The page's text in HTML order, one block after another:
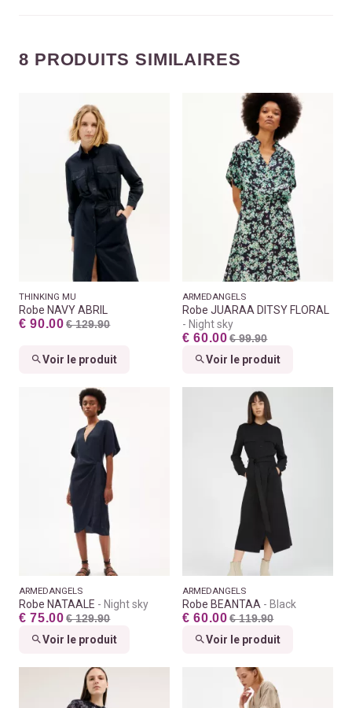
8 PRODUITS SIMILAIRES
THINKING MU
Robe NAVY ABRIL
€ 90.00 € 129.90
Voir le produit
ARMEDANGELS
Robe JUARAA DITSY FLORAL
Night sky
€ 60.00 € 99.90
Voir le produit
ARMEDANGELS
Robe NATAALE Night sky
€ 75.00 € 129.90
Voir le produit
ARMEDANGELS
Robe BEANTAA Black
€ 60.00 € 119.90
Voir le produit